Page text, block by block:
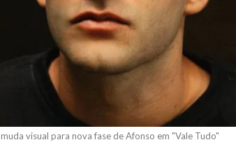
visual para nova fase de Afonso em "Vale Tudo"